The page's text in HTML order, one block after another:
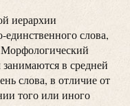
иерархии
слова,
Морфологический
в средней
слова, в отличие от
того или иного